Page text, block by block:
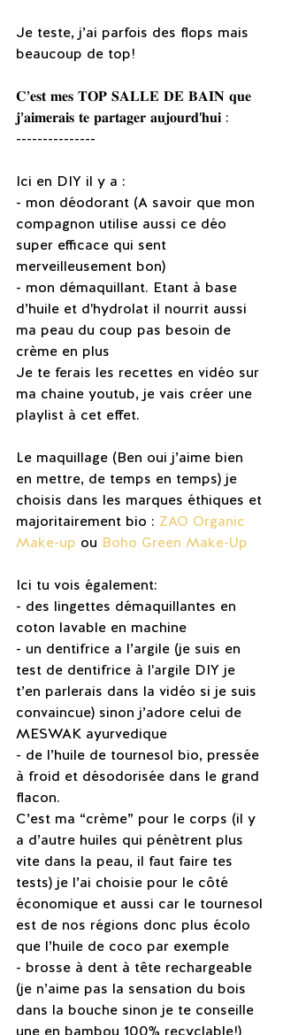
Je teste, j’ai parfois des flops mais
beaucoup de top!
𝐂’𝐞𝐬𝐭 𝐦𝐞𝐬 𝐓𝐎𝐏 𝐒𝐀𝐋𝐋𝐄 𝐃𝐄 𝐁𝐀𝐈𝐍 𝐪𝐮𝐞
𝐣’𝐚𝐢𝐦𝐞𝐫𝐚𝐢𝐬 𝐭𝐞 𝐩𝐚𝐫𝐭𝐚𝐠𝐞𝐫 𝐚𝐮𝐣𝐨𝐮𝐫𝐝'𝐡𝐮𝐢 :
---------------
Ici en DIY il y a :
- mon déodorant (A savoir que mon
compagnon utilise aussi ce déo
super efficace qui sent
merveilleusement bon)
- mon démaquillant. Etant à base
d’huile et d'hydrolat il nourrit aussi
ma peau du coup pas besoin de
crème en plus
Je te ferais les recettes en vidéo sur
ma chaine youtub, je vais créer une
playlist à cet effet.
Le maquillage (Ben oui j’aime bien
en mettre, de temps en temps) je
choisis dans les marques éthiques et
majoritairement bio : ZAO Organic
Make-up ou Boho Green Make-Up
Ici tu vois également:
- des lingettes démaquillantes en
coton lavable en machine
- un dentifrice a l’argile (je suis en
test de dentifrice à l'argile DIY je
t’en parlerais dans la vidéo si je suis
convaincue) sinon j’adore celui de
MESWAK ayurvedique
- de l’huile de tournesol bio, pressée
à froid et désodorisée dans le grand
flacon.
C’est ma “crème” pour le corps (il y
a d’autre huiles qui pénètrent plus
vite dans la peau, il faut faire tes
tests) je l’ai choisie pour le côté
économique et aussi car le tournesol
est de nos régions donc plus écolo
que l’huile de coco par exemple
- brosse à dent à tête rechargeable
(je n’aime pas la sensation du bois
dans la bouche sinon je te conseille
une en bambou 100% recyclable!)